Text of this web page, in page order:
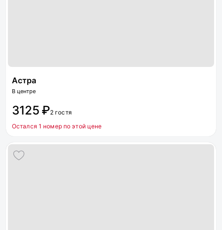
Астра
В центре
3125 ₽2 гостя
Остался 1 номер по этой цене